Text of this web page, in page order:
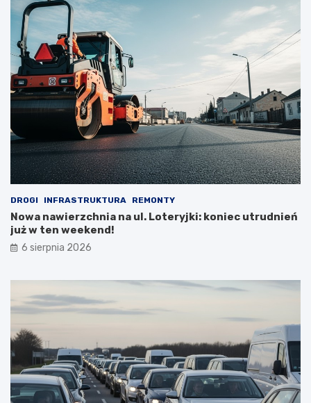
DROGI INFRASTRUKTURA REMONTY
Nowa nawierzchnia na ul. Loteryjki: koniec utrudnień
już w ten weekend!
6 sierpnia 2026